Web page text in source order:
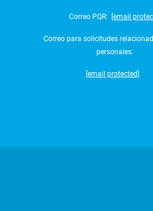
Correo PQR: [email
Correo para solicitudes
personales:
[email protected]